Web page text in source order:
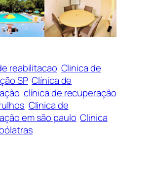
reabilitacao Clinica de
SP Clínica de
clínica de recuperação
Clinica de
em são paulo Clinica